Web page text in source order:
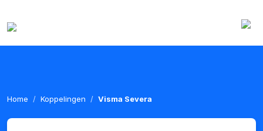
Home Koppelingen Visma Severa